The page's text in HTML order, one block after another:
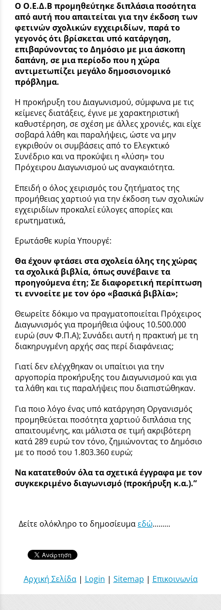
Ο Ο.Ε.Δ.Β προμηθεύτηκε διπλάσια ποσότητα
από αυτή που απαιτείται για την έκδοση των
φετινών σχολικών εγχειριδίων, παρά το
γεγονός ότι βρίσκεται υπό κατάργηση,
επιβαρύνοντας το Δημόσιο με μια άσκοπη
δαπάνη, σε μια περίοδο που η χώρα
αντιμετωπίζει μεγάλο δημοσιονομικό
πρόβλημα.
Η προκήρυξη του Διαγωνισμού, σύμφωνα με τις
κείμενες διατάξεις, έγινε με χαρακτηριστική
καθυστέρηση, σε σχέση με άλλες χρονιές, και είχε
σοβαρά λάθη και παραλήψεις, ώστε να μην
εγκριθούν οι συμβάσεις από το Ελεγκτικό
Συνέδριο και να προκύψει η «λύση» του
Πρόχειρου Διαγωνισμού ως αναγκαιότητα.
Επειδή ο όλος χειρισμός του ζητήματος της
προμήθειας χαρτιού για την έκδοση των σχολικών
εγχειριδίων προκαλεί εύλογες απορίες και
ερωτηματικά,
Ερωτάσθε κυρία Υπουργέ:
Θα έχουν φτάσει στα σχολεία όλης της χώρας
τα σχολικά βιβλία, όπως συνέβαινε τα
προηγούμενα έτη; Σε διαφορετική περίπτωση
τι εννοείτε με τον όρο «βασικά βιβλία»;
Θεωρείτε δόκιμο να πραγματοποιείται Πρόχειρος
Διαγωνισμός για προμήθεια ύψους 10.500.000
ευρώ (συν Φ.Π.Α); Συνάδει αυτή η πρακτική με τη
διακηρυγμένη αρχής σας περί διαφάνειας;
Γιατί δεν ελέγχθηκαν οι υπαίτιοι για την
αργοπορία προκήρυξης του Διαγωνισμού και για
τα λάθη και τις παραλήψεις που διαπιστώθηκαν.
Για ποιο λόγο ένας υπό κατάργηση Οργανισμός
προμηθεύεται ποσότητα χαρτιού διπλάσια της
απαιτουμένης, και μάλιστα σε τιμή ακριβότερη
κατά 289 ευρώ τον τόνο, ζημιώνοντας το Δημόσιο
με το ποσό του 1.803.360 ευρώ;
Να κατατεθούν όλα τα σχετικά έγγραφα με τον
συγκεκριμένο διαγωνισμό (προκήρυξη κ.α.).”
Δείτε ολόκληρο το δημοσίευμαεδώ.........
Αρχική Σελίδα| Login | Sitemap | Επικοινωνία